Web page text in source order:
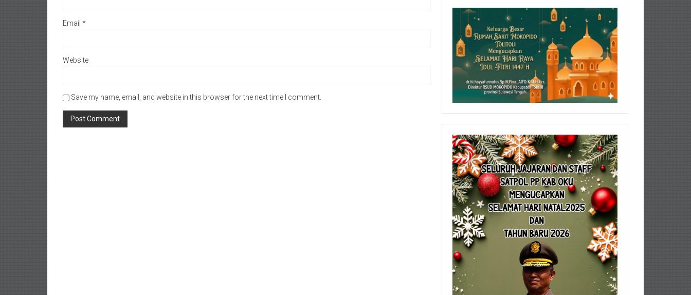
Email *
Website
Save my name, email, and website in this browser for the next time I comment.